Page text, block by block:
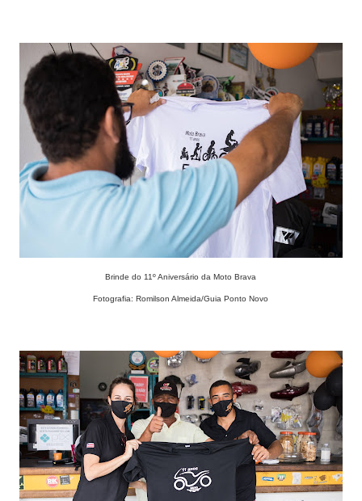
Brinde do 11º Aniversário da Moto Brava
Fotografia: Romilson Almeida/Guia Ponto Novo